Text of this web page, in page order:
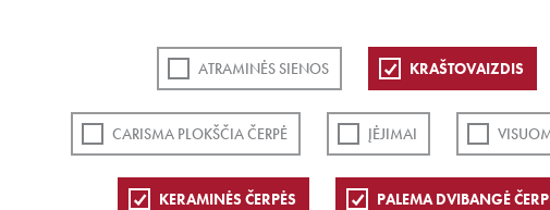
ATRAMINĖS SIENOS KRAŠTOVAIZDIS
CARISMA PLOKŠČIA ČERPĖ ĮĖJIMAI
KERAMINĖS ČERPĖS PALEMA DVIBANGĖ